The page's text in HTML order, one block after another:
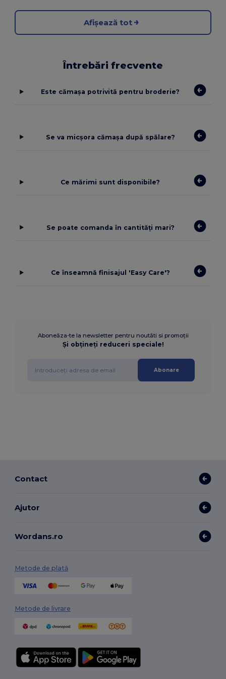
Afișează tot
Întrebări frecvente
Este cămașa potrivită pentru broderie?
Se va micșora cămașa după spălare?
Ce mărimi sunt disponibile?
Se poate comanda în cantități mari?
Ce înseamnă finisajul 'Easy Care'?
Aboneăza-te la newsletter pentru noutăti si promoții
Și obțineți reduceri speciale!
Abonare
Contact
Ajutor
Wordans.ro
Metode de plată
Metode de livrare